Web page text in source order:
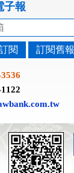
子報
閱 訂閱舊報